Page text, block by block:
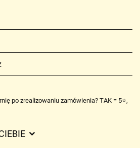
po zrealizowaniu zamówienia? TAK = 5⭐,